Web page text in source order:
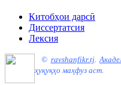
Китобҳои дарсӣ
Диссертатсия
Лексия
© ravshanfikr.tj.
ҳуқуқҳо маҳфуз аст.